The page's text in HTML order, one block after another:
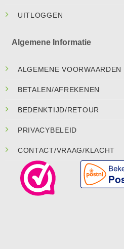
UITLOGGEN
Algemene Informatie
ALGEMENE VOORWAARDEN
BETALEN/AFREKENEN
BEDENKTIJD/RETOUR
PRIVACYBELEID
CONTACT/VRAAG/KLACHT